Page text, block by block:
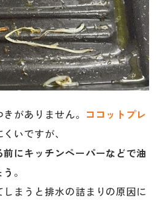
がありません。 ココットプレ
いですが、
にキッチンペーパーなどで油
。
まうと排水の詰まりの原因に